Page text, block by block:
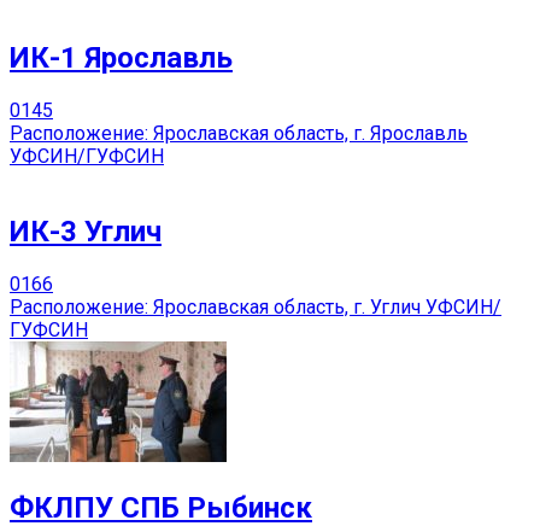
ИК-1 Ярославль
0145
Расположение: Ярославская область, г. Ярославль
УФСИН/ГУФСИН
ИК-3 Углич
0166
Расположение: Ярославская область, г. Углич УФСИН/
ГУФСИН
ФКЛПУ СПБ Рыбинск